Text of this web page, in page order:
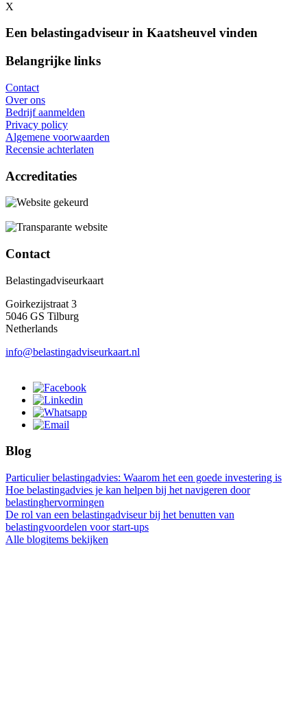
X
Een belastingadviseur in Kaatsheuvel vinden
Belangrijke links
Contact
Over ons
Bedrijf aanmelden
Privacy policy
Algemene voorwaarden
Recensie achterlaten
Accreditaties
Contact
Belastingadviseurkaart
Goirkezijstraat 3
5046 GS Tilburg
Netherlands
info@belastingadviseurkaart.nl
Blog
Particulier belastingadvies: Waarom het een goede investering is
Hoe belastingadvies je kan helpen bij het navigeren door
belastinghervormingen
De rol van een belastingadviseur bij het benutten van
belastingvoordelen voor start-ups
Alle blogitems bekijken